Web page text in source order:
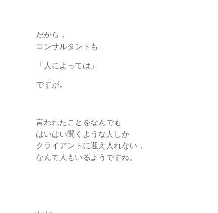
だから，
コンサルタントも…
「人によっては」
ですが。
言われたことをなんでも
はいはい聞くような人しか
クライアントに迎え入れない，
なんて人もいるようですね。